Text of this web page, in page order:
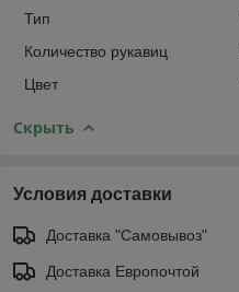
Тип
Количество рукавиц
Цвет
Скрыть
Условия доставки
Доставка "Самовывоз"
Доставка Европочтой